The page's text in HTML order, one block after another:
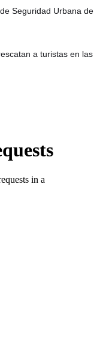
Seguridad Urbana de
a turistas en las